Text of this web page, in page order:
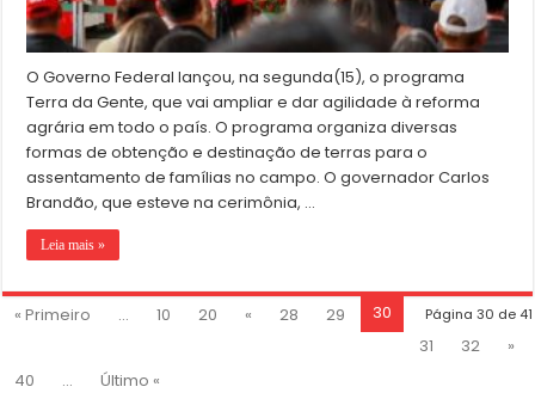
O Governo Federal lançou, na segunda(15), o programa
Terra da Gente, que vai ampliar e dar agilidade à reforma
agrária em todo o país. O programa organiza diversas
formas de obtenção e destinação de terras para o
assentamento de famílias no campo. O governador Carlos
Brandão, que esteve na cerimônia, …
Leia mais »
Página 30 de 41
« Primeiro ... 10 20 « 28 29
30
31
32
»
40
... Último «